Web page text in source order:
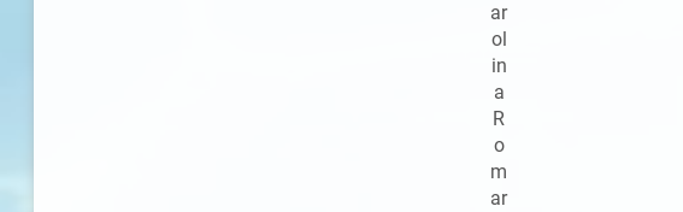
ar
ol
in
a
R
o
m
ar